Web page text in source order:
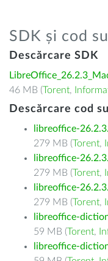
SDK și cod
Descărcare SDK
46 MB (Torent,
Descărcare cod
libreoffice-
279 MB (Torent,
libreoffice-
279 MB (Torent,
libreoffice-
279 MB (Torent,
libreoffice-
59 MB (Torent,
libreoffice-